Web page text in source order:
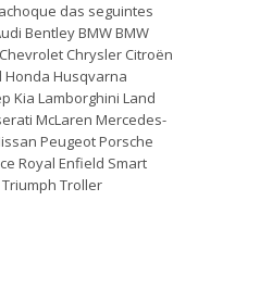
das seguintes
Bentley BMW BMW
Chrysler Citroën
Honda Husqvarna
Kia Lamborghini Land
McLaren Mercedes-
Peugeot Porsche
Royal Enfield Smart
Troller